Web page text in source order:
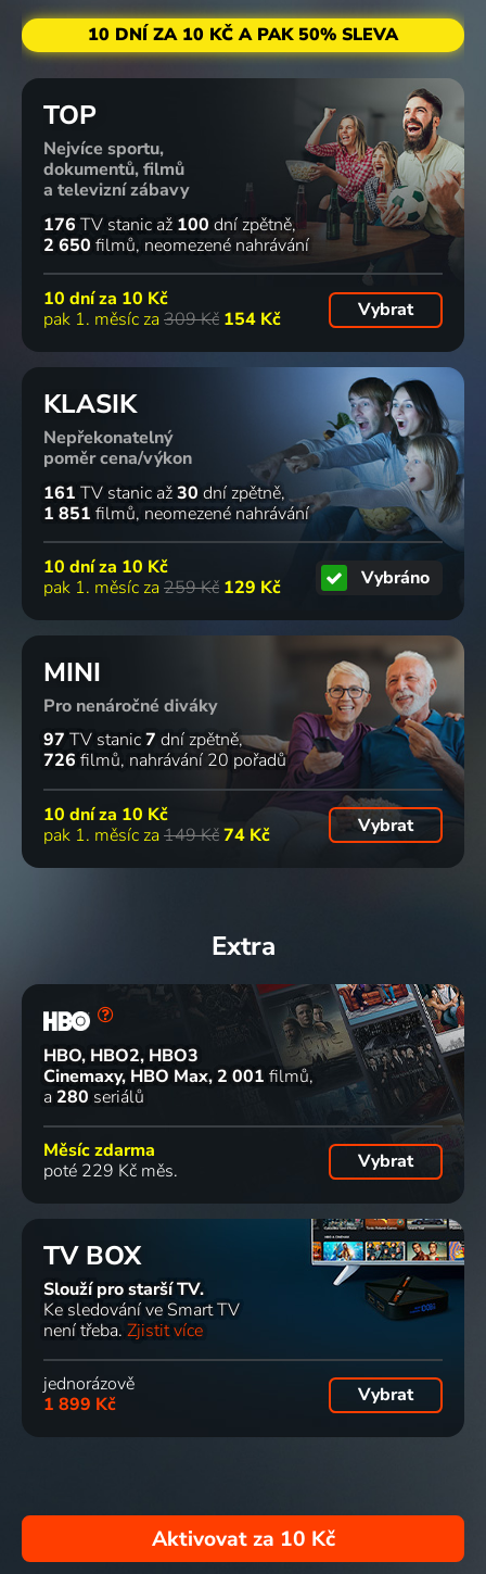
10 DNÍ ZA 10 KČ A PAK 50% SLEVA
TOP
Nejvíce sportu,
dokumentů, filmů
a televizní zábavy
176 TV stanic až 100 dní zpětně
2 650 filmů neomezené nahrávání
10 dní za 10 Kč
pak 1. měsíc za 309 Kč 154 Kč Vybrat
KLASIK
Nepřekonatelný
poměr cena/výkon
161 TV stanic až30 dní zpětně
1 851 filmů neomezené nahrávání
10 dní za 10 Kč
pak 1. měsíc za 259 Kč 129 Kč Vybráno
MINI
Pro nenáročné diváky
97 TV stanic7 dní zpětně
726 filmů nahrávání 20 pořadů
10 dní za 10 Kč
pak 1. měsíc za 149 Kč74 Kč Vybrat
Extra
HBO, HBO2, HBO3
Cinemaxy, HBO Max 2 001 filmů
a 280 seriálů
Měsíc zdarma
poté 229 Kč měs.
Vybrat
TV BOX
Slouží pro starší TV.
Ke sledování ve Smart TV
není třeba. Zjistit více
jednorázově
1 899 Kč
Vybrat
Aktivovat za 10 Kč